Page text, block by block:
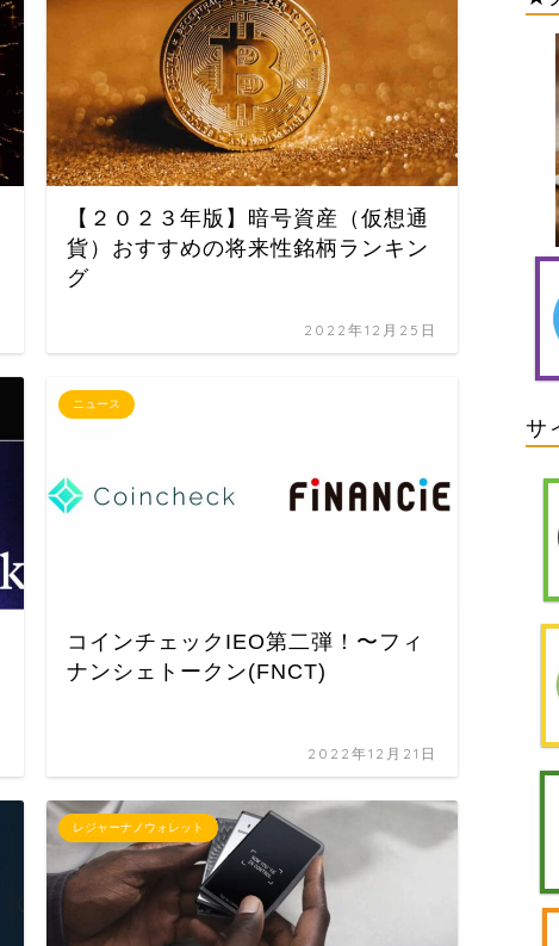
【２０２３年版】暗号資産（仮想通
貨）おすすめの将来性銘柄ランキン
グ
2022年12月25日
ニュース
コインチェックIEO第二弾！〜フィ
ナンシェトークン(FNCT)
2022年12月21日
レジャーナノウォレット
仮
サ